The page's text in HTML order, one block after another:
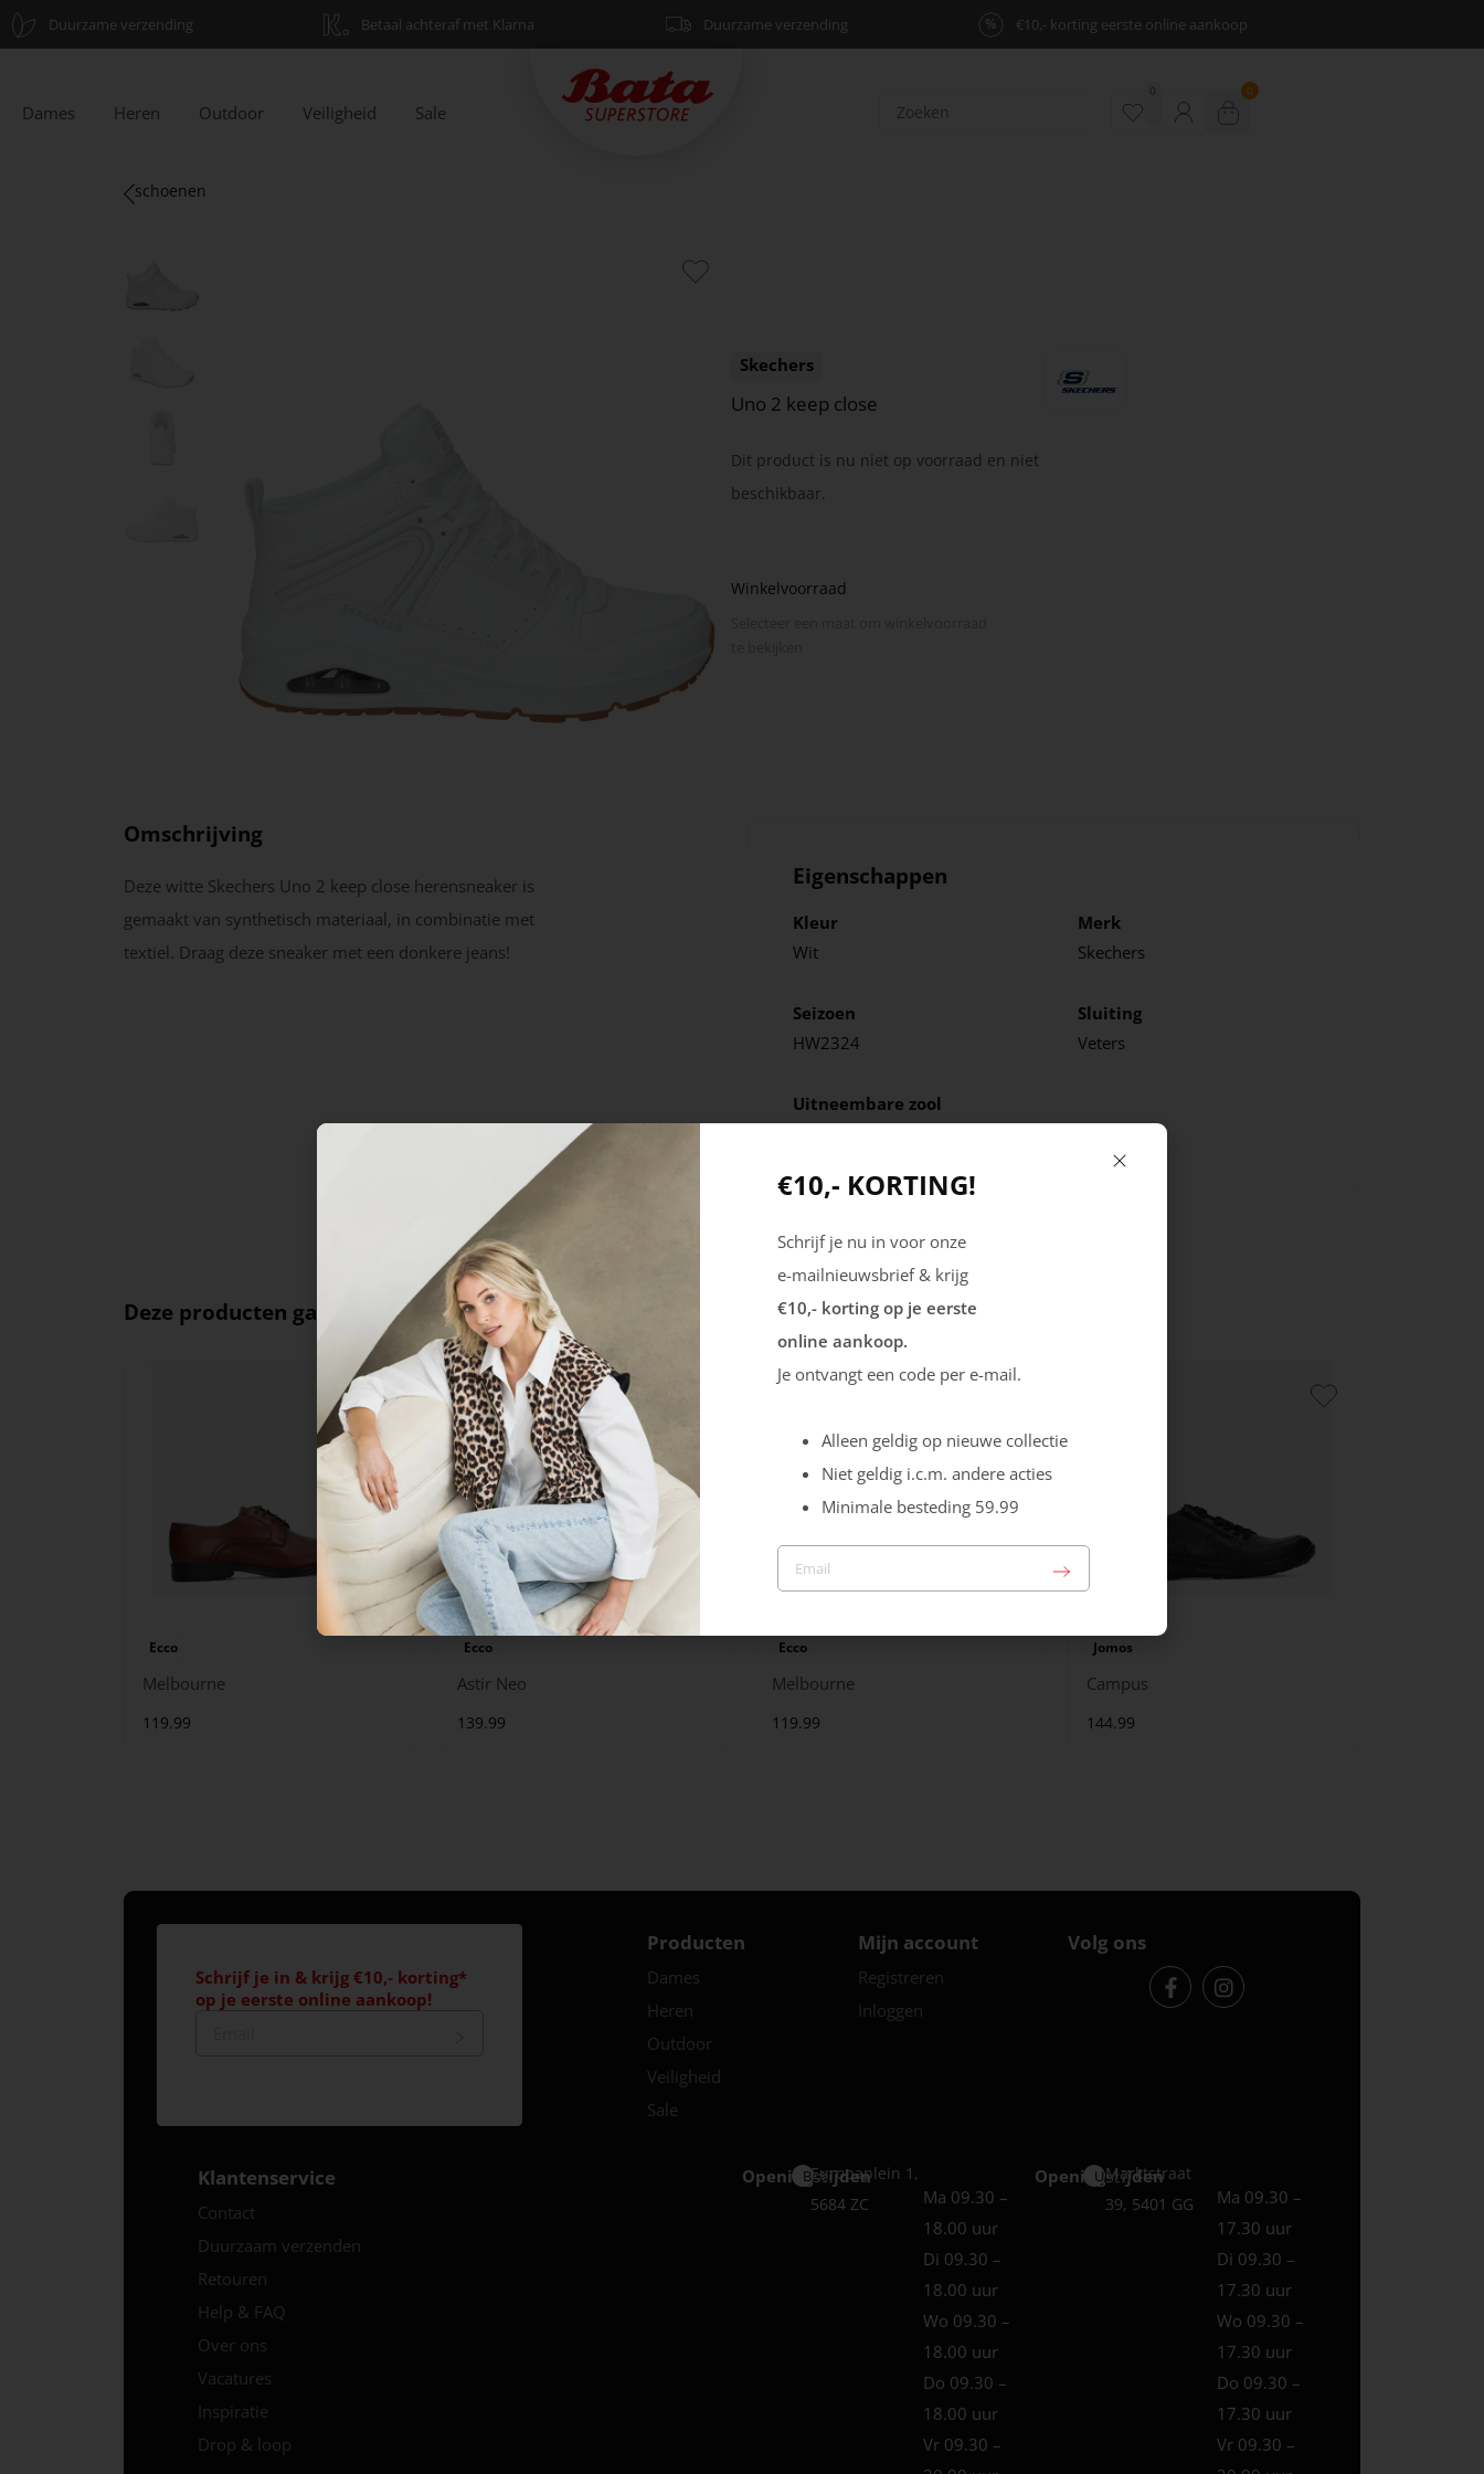
Duurzame verzending Betaal achteraf met Klarna Duurzame verzending % €10,- korting eerste online aankoop
Dames Heren Outdoor Veiligheid Sale
0 0
schoenen
Skechers
Uno 2 keep close
Dit product is nu niet op voorraad en niet
beschikbaar.
Winkelvoorraad
Omschrijving
Deze witte Skechers Uno 2 keep close herensneaker is
gemaakt van synthetisch materiaal, in combinatie met
textiel. Draag deze sneaker met een donkere jeans!
Eigenschappen
Kleur
Wit
Merk
Skechers
Seizoen
HW2324
Sluiting
Veters
Uitneembare zool
Deze producten ga je leuk vinden
Ecco
Melbourne
119.99
Ecco
Astir Neo
139.99
Ecco
Melbourne
119.99
Jomos
Campus
144.99
Schrijf je in & krijg €10,- korting*
op je eerste online aankoop!
Producten
Dames
Heren
Outdoor
Veiligheid
Sale
Mijn account
Registreren
Inloggen
Volg ons
Klantenservice
Contact
Duurzaam verzenden
Retouren
Help & FAQ
Over ons
Vacatures
Inspiratie
Drop & loop
Openingstijden
Best
Europaplein 1,
5684 ZC
Ma 09.30 –
18.00 uur
Di 09.30 –
18.00 uur
Wo 09.30 –
18.00 uur
Do 09.30 –
18.00 uur
Vr 09.30 –
Openingstijden
Uden
Marktstraat
39, 5401 GG
Ma 09.30 –
17.30 uur
Di 09.30 –
17.30 uur
Wo 09.30 –
17.30 uur
Do 09.30 –
17.30 uur
Vr 09.30 –
€10,- KORTING!
Schrijf je nu in voor onze
e-mailnieuwsbrief & krijg
€10,- korting op je eerste
online aankoop.
Je ontvangt een code per e-mail.
Alleen geldig op nieuwe collectie
Niet geldig i.c.m. andere acties
Minimale besteding 59.99